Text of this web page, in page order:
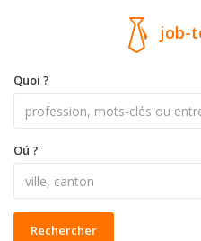
job-
Quoi ?
Oú ?
Rechercher